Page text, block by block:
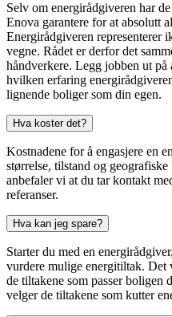
Selv om energirådgiveren har
Enova garantere for at absolutt
Energirådgiveren representerer
vegne. Rådet er derfor det
håndverkere. Legg jobben ut på
hvilken erfaring
lignende boliger som din egen.
Hva koster det?
Kostnadene for å engasjere en
størrelse, tilstand og
anbefaler vi at du tar kontakt
referanser.
Hva kan jeg spare?
Starter du med en
vurdere mulige energitiltak. Det
de tiltakene som passer boligen
velger de tiltakene som kutter